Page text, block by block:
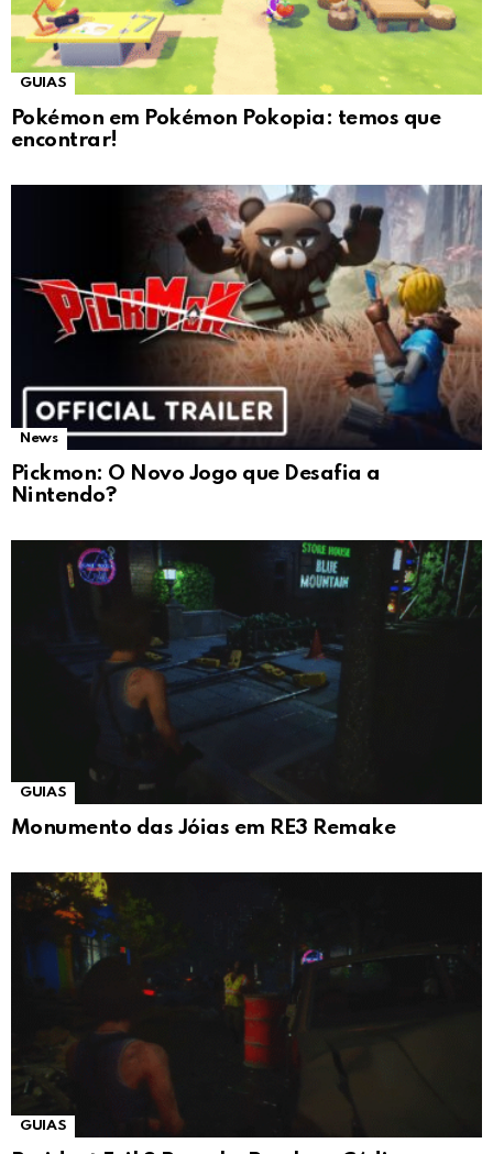
GUIAS
Pokémon em Pokémon Pokopia: temos que
encontrar!
News
Pickmon: O Novo Jogo que Desafia a
Nintendo?
GUIAS
Monumento das Jóias em RE3 Remake
GUIAS